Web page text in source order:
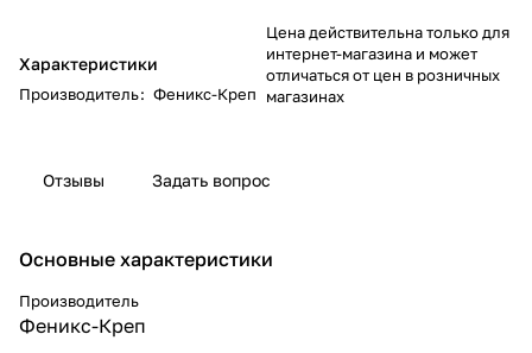
Характеристики
Производитель: Феникс-Креп
Цена действительна только для
интернет-магазина и может
отличаться от цен в розничных
магазинах
Отзывы Задать вопрос
Основные характеристики
Производитель
Феникс-Креп